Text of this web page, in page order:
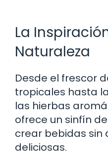
La
Naturaleza
Desde el frescor
tropicales hasta
las hierbas
ofrece un sinfín
crear bebidas sin
deliciosas.